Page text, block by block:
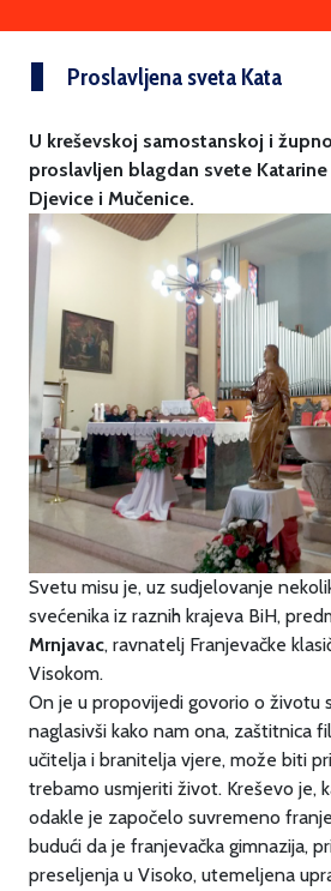
Proslavljena sveta Kata
U kreševskoj samostanskoj i
proslavljen blagdan svete
Djevice i Mučenice.
Svetu misu je, uz sudjelovanje
svećenika iz raznih krajeva BiH,
Mrnjavac, ravnatelj Franjevačke
Visokom.
On je u propovijedi govorio o životu
naglasivši kako nam ona, zaštitnica
učitelja i branitelja vjere, može biti
trebamo usmjeriti život. Kreševo je,
odakle je započelo suvremeno
budući da je franjevačka gimnazija,
preseljenja u Visoko, utemeljena